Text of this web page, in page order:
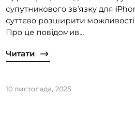
супутникового зв’язку для
суттєво розширити можливості
Про це повідомив...
Читати
10 листопада, 2025